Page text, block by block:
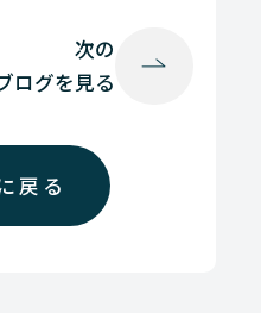
戻る
次の
ログを見る